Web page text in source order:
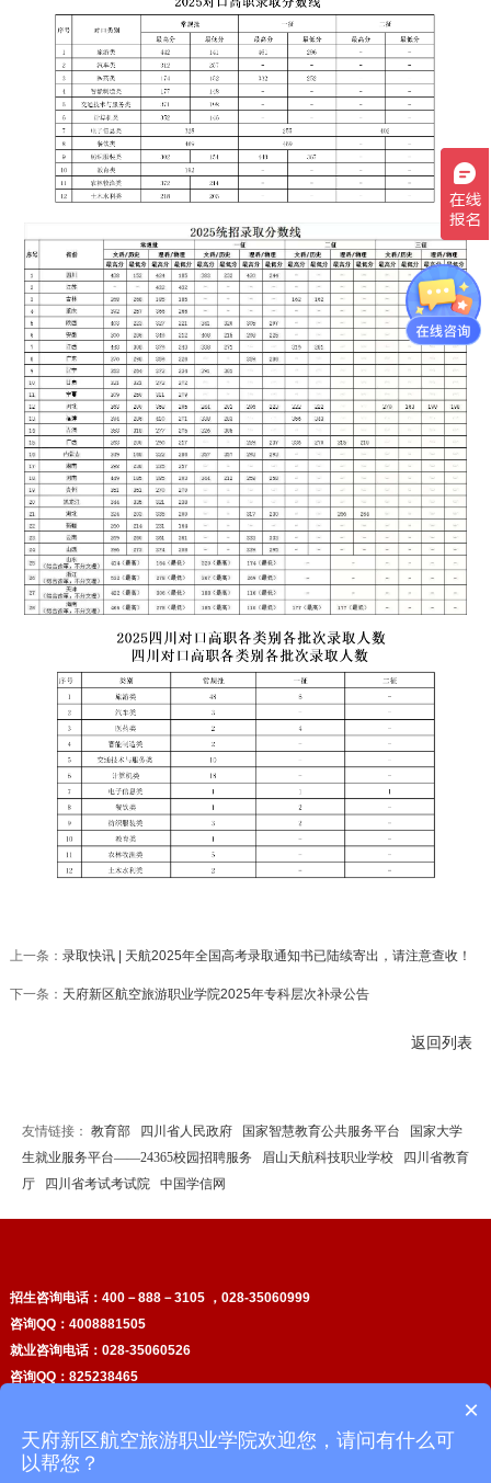
上一条： 录取快讯 | 天航2025年全国高考录取通知书已陆续寄出，请注意查收！
下一条： 天府新区航空旅游职业学院2025年专科层次补录公告
返回列表
友情链接： 教育部 四川省人民政府 国家智慧教育公共服务平台
国家大学
生就业服务平台——24365校园招聘服务
眉山天航科技职业学校
四川省教育
厅
四川省考试考试院 中国学信网
招生咨询电话： 400－888－3105 ，028-35060999
咨询QQ：4008881505
就业咨询电话：028-35060526
咨询QQ：825238465
校本部地址：四川省天府新区剑南大道南延线航空大道中段168号
天府校区 地址：四川省眉山市天府仁寿大道66号
×
天府新区航空旅游职业学院欢迎您，请问有什么可
以帮您？